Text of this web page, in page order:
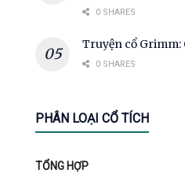
0 SHARES
Truyện cổ Grimm:
0 SHARES
PHÂN LOẠI CỔ TÍCH
TỔNG HỢP